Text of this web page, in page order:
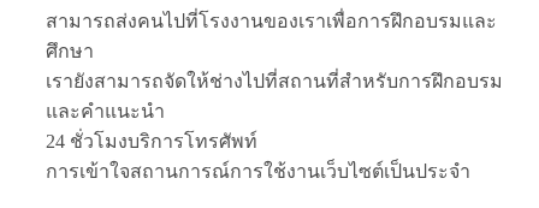
สามารถส่งคนไปที่โรงงานของเราเพื่อการฝึกอบรมและ
ศึกษา
เรายังสามารถจัดให้ช่างไปที่สถานที่สําหรับการฝึกอบรม
และคําแนะนํา
24 ชั่วโมงบริการโทรศัพท์
การเข้าใจสถานการณ์การใช้งานเว็บไซต์เป็นประจํา